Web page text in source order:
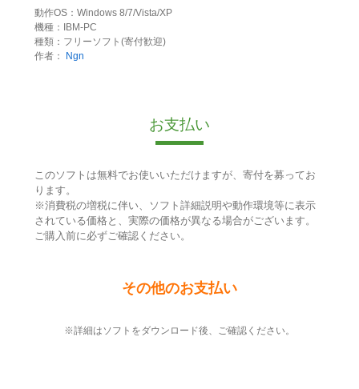
動作OS：Windows 8/7/Vista/XP
機種：IBM-PC
種類：フリーソフト(寄付歓迎)
作者：
Ngn
お支払い
このソフトは無料でお使いいただけますが、寄付を募ってお
ります。
※消費税の増税に伴い、ソフト詳細説明や動作環境等に表示
されている価格と、実際の価格が異なる場合がございます。
ご購入前に必ずご確認ください。
その他のお支払い
※詳細はソフトをダウンロード後、ご確認ください。